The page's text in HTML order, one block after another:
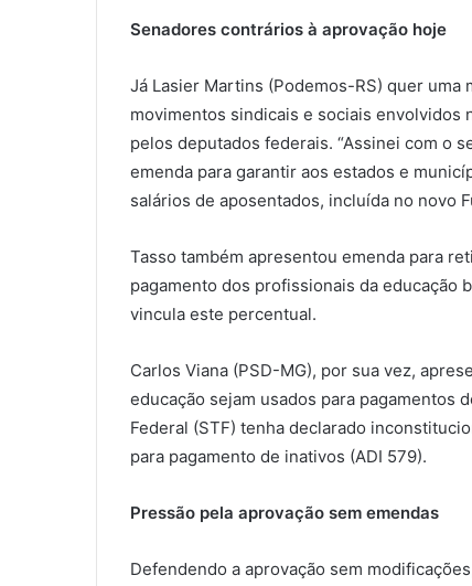
Senadores contrários à aprovação hoje
Já Lasier Martins (Podemos-RS) quer uma
movimentos sindicais e sociais envolvidos
pelos deputados federais. “Assinei com o
emenda para garantir aos estados e
salários de aposentados, incluída no novo
Tasso também apresentou emenda para
pagamento dos profissionais da educação
vincula este percentual.
Carlos Viana (PSD-MG), por sua vez,
educação sejam usados para pagamentos
Federal (STF) tenha declarado
para pagamento de inativos (ADI 579).
Pressão pela aprovação sem emendas
Defendendo a aprovação sem